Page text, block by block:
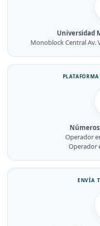
Universidad
Monoblock Central Av.
Operador
Operador
ENVÍA